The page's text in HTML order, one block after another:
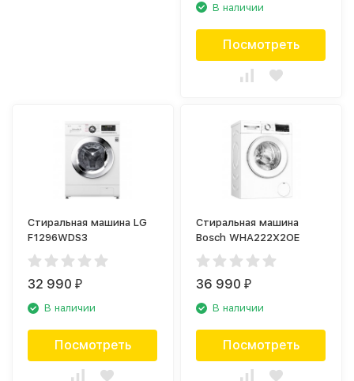
В наличии
Посмотреть
Стиральная машина LG
F1296WDS3
32 990₽
В наличии
Посмотреть
Стиральная машина
Bosch WHA222X2OE
36 990₽
В наличии
Посмотреть